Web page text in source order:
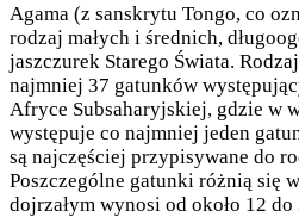
Agama (z sanskrytu Tongo, co
rodzaj małych i średnich,
jaszczurek Starego Świata.
najmniej 37 gatunków
Afryce Subsaharyjskiej, gdzie w
występuje co najmniej jeden
są najczęściej przypisywane do
Poszczególne gatunki różnią się
dojrzałym wynosi od około 12 do